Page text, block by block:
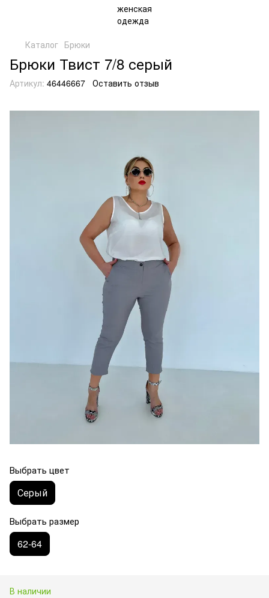
Каталог Брюки
Брюки Твист 7/8 серый
Артикул: 46446667 Оставить отзыв
Выбрать цвет
Серый
Выбрать размер
62-64
В наличии